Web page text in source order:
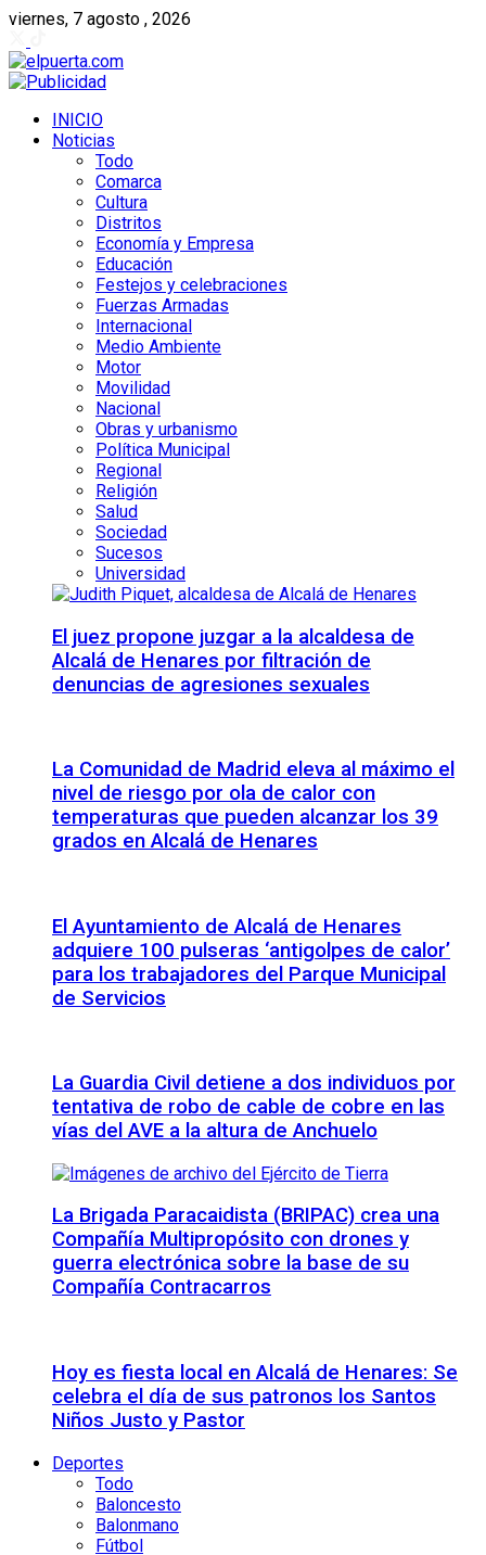
viernes, 7 agosto , 2026
INICIO
Noticias
Todo
Comarca
Cultura
Distritos
Economía y Empresa
Educación
Festejos y celebraciones
Fuerzas Armadas
Internacional
Medio Ambiente
Motor
Movilidad
Nacional
Obras y urbanismo
Política Municipal
Regional
Religión
Salud
Sociedad
Sucesos
Universidad
El juez propone juzgar a la alcaldesa de
Alcalá de Henares por filtración de
denuncias de agresiones sexuales
La Comunidad de Madrid eleva al máximo el
nivel de riesgo por ola de calor con
temperaturas que pueden alcanzar los 39
grados en Alcalá de Henares
El Ayuntamiento de Alcalá de Henares
adquiere 100 pulseras ‘antigolpes de calor’
para los trabajadores del Parque Municipal
de Servicios
La Guardia Civil detiene a dos individuos por
tentativa de robo de cable de cobre en las
vías del AVE a la altura de Anchuelo
La Brigada Paracaidista (BRIPAC) crea una
Compañía Multipropósito con drones y
guerra electrónica sobre la base de su
Compañía Contracarros
Hoy es fiesta local en Alcalá de Henares: Se
celebra el día de sus patronos los Santos
Niños Justo y Pastor
Deportes
Todo
Baloncesto
Balonmano
Fútbol